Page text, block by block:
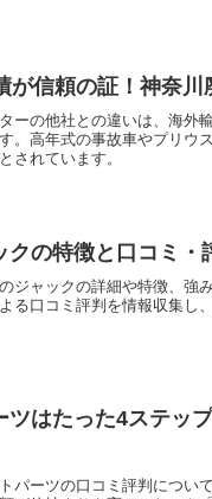
が信頼の証！神奈
ーの他社との違いは、海外
。高年式の事故車やプリウ
されています。
クの特徴と口コミ・
ジャックの詳細や特徴、強
る口コミ評判を情報収集し
ツはたった4ステッ
パーツの口コミ評判につい